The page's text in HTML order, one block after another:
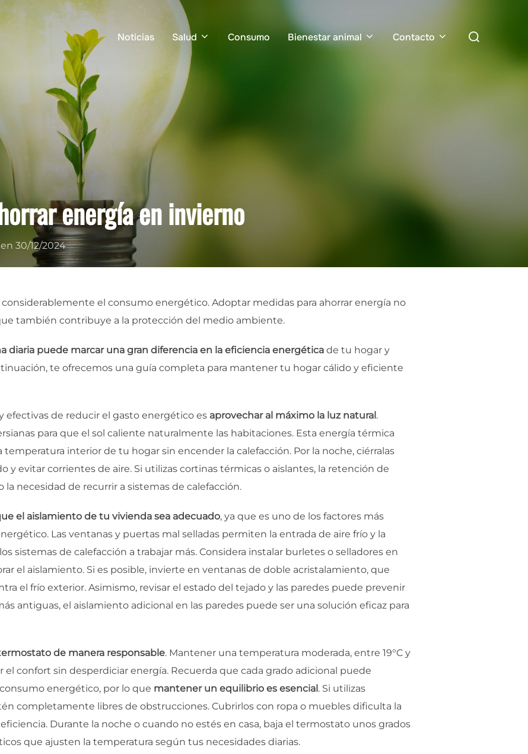
Noticias Salud Consumo Bienestar animal Contacto
Buscar:
energía en invierno
en Publicado
30/12/2024
el consumo energético. Adoptar medidas para ahorrar energía no
también contribuye a la protección del medio ambiente.
diaria puede marcar una gran diferencia en la eficiencia energética de tu hogar y
te ofrecemos una guía completa para mantener tu hogar cálido y eficiente
efectivas de reducir el gasto energético es aprovechar al máximo la luz natural.
para que el sol caliente naturalmente las habitaciones. Esta energía térmica
interior de tu hogar sin encender la calefacción. Por la noche, ciérralas
y evitar corrientes de aire. Si utilizas cortinas térmicas o aislantes, la retención de
la necesidad de recurrir a sistemas de calefacción.
el aislamiento de tu vivienda sea adecuado, ya que es uno de los factores más
Las ventanas y puertas mal selladas permiten la entrada de aire frío y la
sistemas de calefacción a trabajar más. Considera instalar burletes o selladores en
el aislamiento. Si es posible, invierte en ventanas de doble acristalamiento, que
el frío exterior. Asimismo, revisar el estado del tejado y las paredes puede prevenir
antiguas, el aislamiento adicional en las paredes puede ser una solución eficaz para
de manera responsable. Mantener una temperatura moderada, entre 19°C y
el confort sin desperdiciar energía. Recuerda que cada grado adicional puede
energético, por lo que mantener un equilibrio es esencial. Si utilizas
completamente libres de obstrucciones. Cubrirlos con ropa o muebles dificulta la
Durante la noche o cuando no estés en casa, baja el termostato unos grados
que ajusten la temperatura según tus necesidades diarias.